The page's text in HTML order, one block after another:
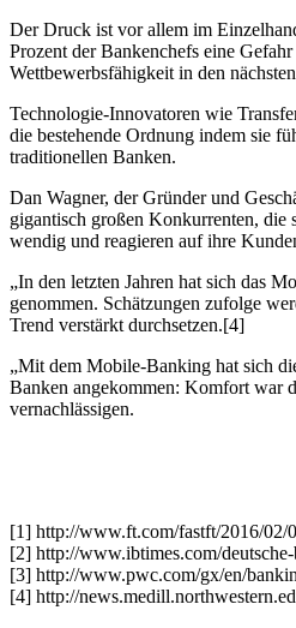
Der Druck ist vor allem im
Prozent der Bankenchefs eine
Wettbewerbsfähigkeit in den
Technologie-Innovatoren wie
die bestehende Ordnung indem sie
traditionellen Banken.
Dan Wagner, der Gründer und
gigantisch großen Konkurrenten, die
wendig und reagieren auf ihre
„In den letzten Jahren hat sich das
genommen. Schätzungen zufolge
Trend verstärkt durchsetzen.[4]
„Mit dem Mobile-Banking hat sich
Banken angekommen: Komfort war
vernachlässigen.
[1] http://www.ft.com/fastft/2016/02/
[2] http://www.ibtimes.com/
[3] http://www.pwc.com/gx/en/
[4] http://